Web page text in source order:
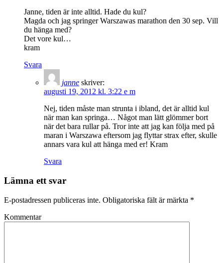
Janne, tiden är inte alltid. Hade du kul?
Magda och jag springer Warszawas marathon den 30 sep. Vill
du hänga med?
Det vore kul…
kram
Svara
janne skriver:
augusti 19, 2012 kl. 3:22 e m
Nej, tiden måste man strunta i ibland, det är alltid kul
när man kan springa… Något man lätt glömmer bort
när det bara rullar på. Tror inte att jag kan följa med på
maran i Warszawa eftersom jag flyttar strax efter, skulle
annars vara kul att hänga med er! Kram
Svara
Lämna ett svar
E-postadressen publiceras inte. Obligatoriska fält är märkta *
Kommentar